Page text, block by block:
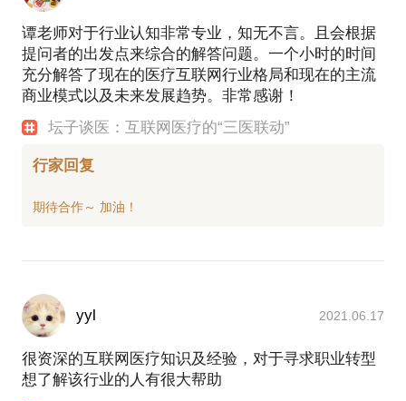
谭老师对于行业认知非常专业，知无不言。且会根据
提问者的出发点来综合的解答问题。一个小时的时间
充分解答了现在的医疗互联网行业格局和现在的主流
商业模式以及未来发展趋势。非常感谢！
坛子谈医：互联网医疗的“三医联动”
行家回复
yyl 2021.06.17
很资深的互联网医疗知识及经验，对于寻求职业转型
想了解该行业的人有很大帮助